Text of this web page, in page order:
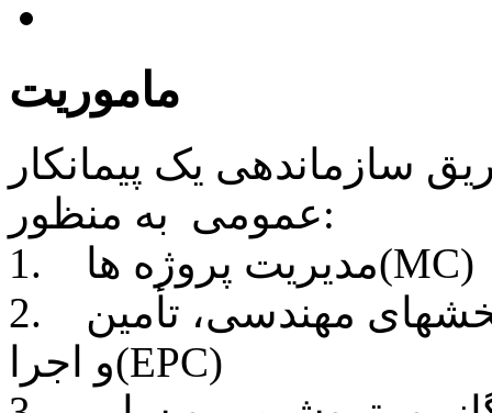
ماموریت
سازماندهی یک پیمانکار
عمومی به منظور:
1. مدیریت پروژه ها(MC)
2. بهینه سازی خدمات با الویت در بخشهای مهندسی، تأمین
و اجرا(EPC)